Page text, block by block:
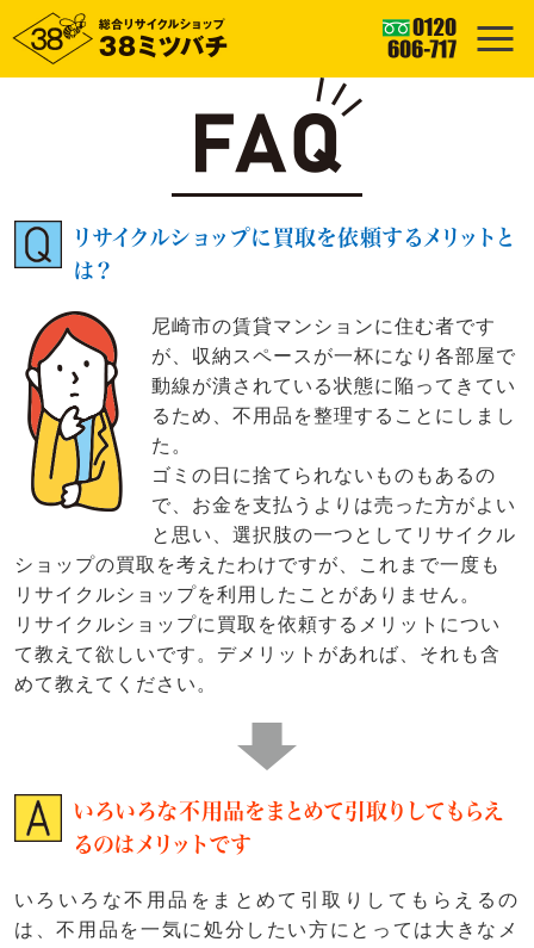
リサイクルショップに買取を依頼するメリットと
は？
尼崎市の賃貸マンションに住む者です
が、収納スペースが一杯になり各部屋で
動線が潰されている状態に陥ってきてい
るため、不用品を整理することにしまし
た。
ゴミの日に捨てられないものもあるの
で、お金を支払うよりは売った方がよい
と思い、選択肢の一つとしてリサイクル
ショップの買取を考えたわけですが、これまで一度も
リサイクルショップを利用したことがありません。
リサイクルショップに買取を依頼するメリットについ
て教えて欲しいです。デメリットがあれば、それも含
めて教えてください。
いろいろな不用品をまとめて引取りしてもらえ
るのはメリットです
いろいろな不用品をまとめて引取りしてもらえるの
は、不用品を一気に処分したい方にとっては大きなメ